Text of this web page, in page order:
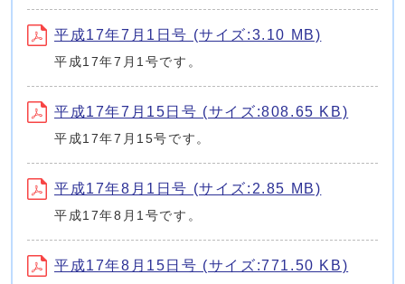
平成17年7月1日号 (サイズ:3.10 MB)
平成17年7月1号です。
平成17年7月15日号 (サイズ:808.65 KB)
平成17年7月15号です。
平成17年8月1日号 (サイズ:2.85 MB)
平成17年8月1号です。
平成17年8月15日号 (サイズ:771.50 KB)